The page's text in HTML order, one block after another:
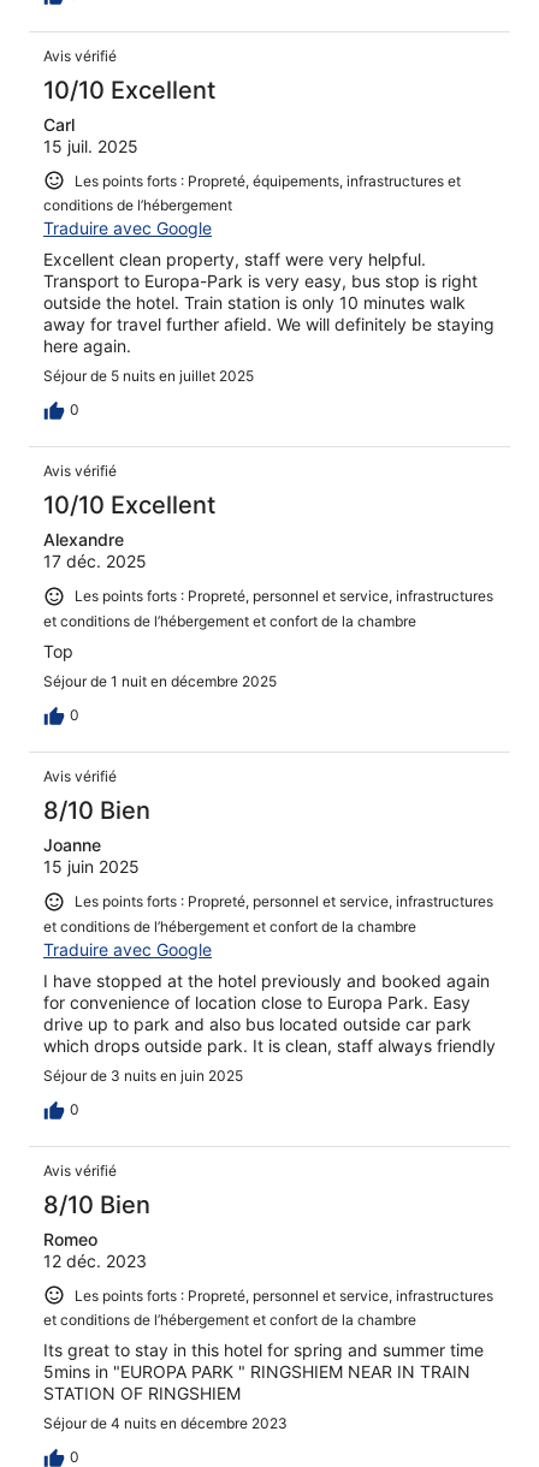
Avis vérifié
10/10 Excellent
Carl
15 juil. 2025
Les points forts : Propreté, équipements, infrastructures et
conditions de l’hébergement
Traduire avec Google
Excellent clean property, staff were very helpful.
Transport to Europa-Park is very easy, bus stop is right
outside the hotel. Train station is only 10 minutes walk
away for travel further afield. We will definitely be staying
here again.
Séjour de 5 nuits en juillet 2025
0
Avis vérifié
10/10 Excellent
Alexandre
17 déc. 2025
Les points forts : Propreté, personnel et service, infrastructures
et conditions de l’hébergement et confort de la chambre
Top
Séjour de 1 nuit en décembre 2025
0
Avis vérifié
8/10 Bien
Joanne
15 juin 2025
Les points forts : Propreté, personnel et service, infrastructures
et conditions de l’hébergement et confort de la chambre
Traduire avec Google
I have stopped at the hotel previously and booked again
for convenience of location close to Europa Park. Easy
drive up to park and also bus located outside car park
which drops outside park. It is clean, staff always friendly
Séjour de 3 nuits en juin 2025
0
Avis vérifié
8/10 Bien
Romeo
12 déc. 2023
Les points forts : Propreté, personnel et service, infrastructures
et conditions de l’hébergement et confort de la chambre
Its great to stay in this hotel for spring and summer time
5mins in "EUROPA PARK " RINGSHIEM NEAR IN TRAIN
STATION OF RINGSHIEM
Séjour de 4 nuits en décembre 2023
0